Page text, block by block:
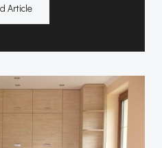
Article